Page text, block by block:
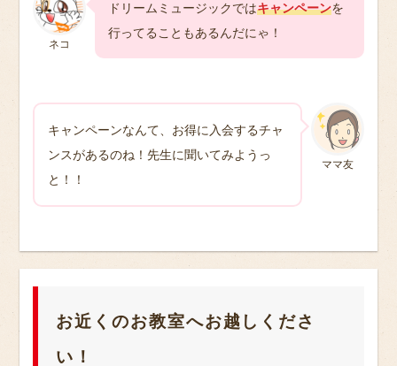
ネコ
ドリームミュージックではキャンペーンを
行ってることもあるんだにゃ！
ママ友
キャンペーンなんて、お得に入会するチャ
ンスがあるのね！先生に聞いてみようっ
と！！
お近くのお教室へお越しくださ
い！